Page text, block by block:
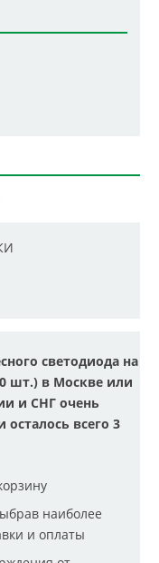
светодиода на
шт.) в Москве или
и СНГ очень
всего 3
наиболее
и оплаты